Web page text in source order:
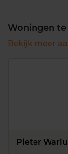
Woningen
Bekijk meer
Pieter